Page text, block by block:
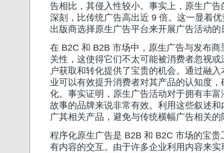
告相比，其侵入性较小。事实上，原生广
深刻，比传统广告高出近 9 倍。这一显着
出版商选择原生广告平台来开展广告活动
在 B2C 和 B2B 市场中，原生广告与发布商
关性，这使得它们不太可能被消费者忽视
户获取和转化提供了宝贵的机会。通过融
业可以有效提升消费者对其产品的认知度
化。事实证明，原生广告活动对于拥有丰
故事的品牌来说非常有效。利用这些叙述
广其相关产品，避免与传统横幅广告相关的
程序化原生广告是 B2B 和 B2C 市场的宝贵
有内容的交互。由于许多企业利用内容来